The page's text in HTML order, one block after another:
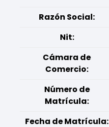
Razón Social:
Nit:
Cámara de
Comercio:
Número de
Matrícula:
Fecha de Matrícula: